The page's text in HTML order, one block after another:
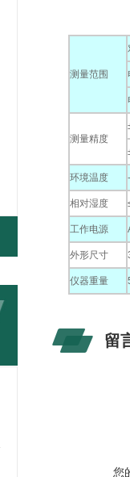
测量范围
测量精度
环境温度
相对湿度
工作电源
外形尺寸
仪器重量
留
您